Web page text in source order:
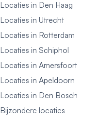
Locaties in Den Haag
Locaties in Utrecht
Locaties in Rotterdam
Locaties in Schiphol
Locaties in Amersfoort
Locaties in Apeldoorn
Locaties in Den Bosch
Bijzondere locaties